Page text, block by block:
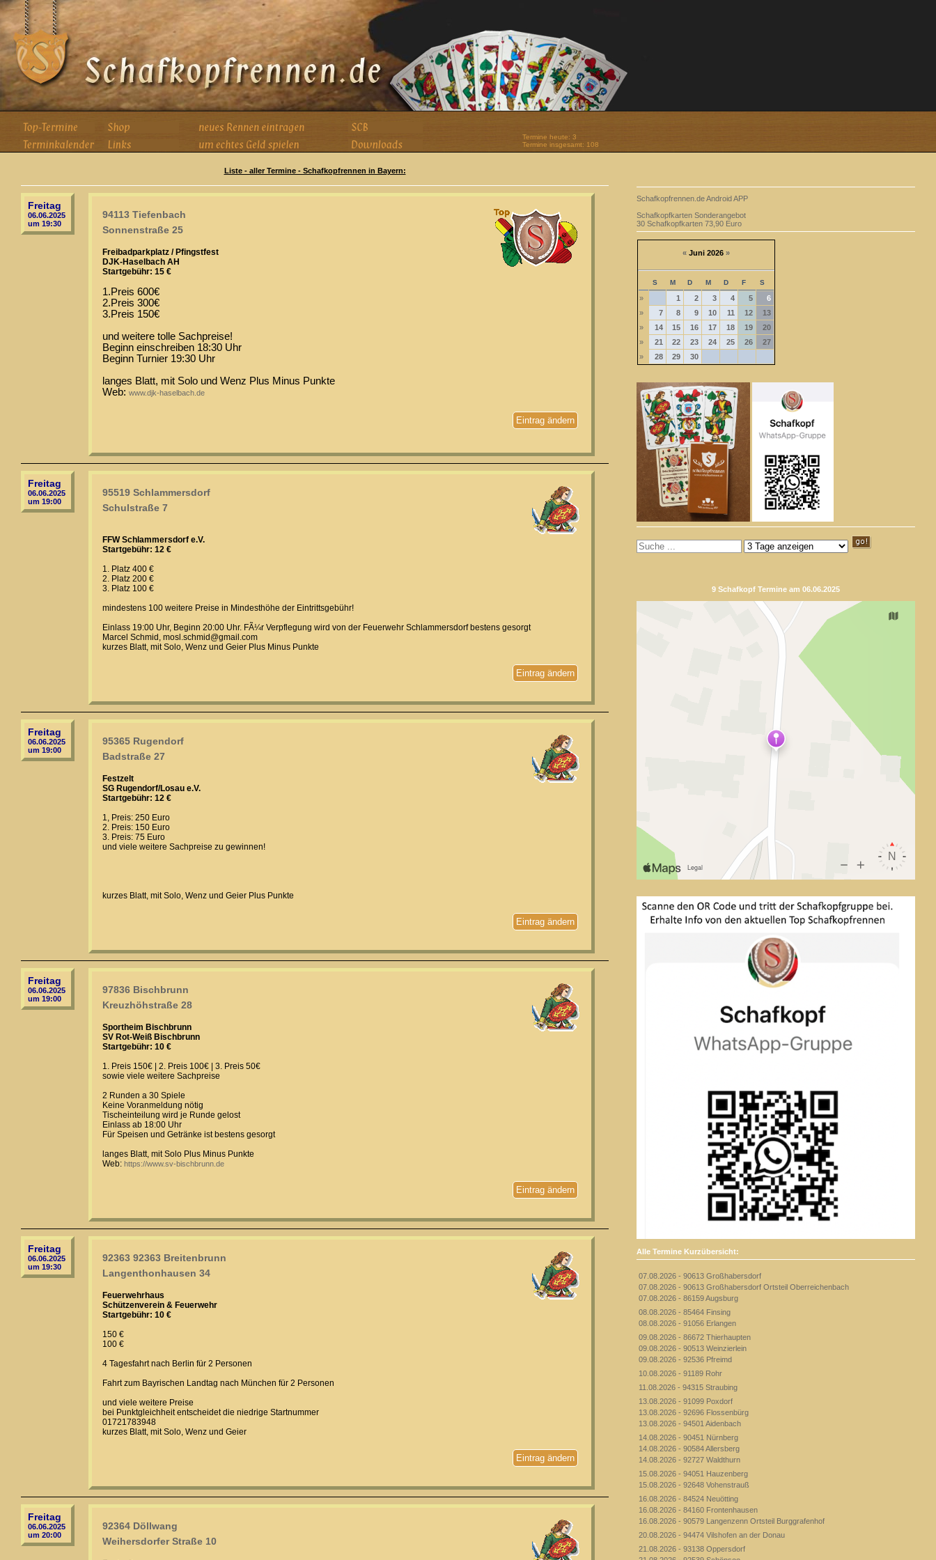
Termine heute: 3
Termine insgesamt: 108
Liste - aller Termine - Schafkopfrennen in Bayern:
Freitag
06.06.2025
um 19:30
94113 Tiefenbach
Sonnenstraße 25
Freibadparkplatz / Pfingstfest
DJK-Haselbach AH
Startgebühr: 15 €
1.Preis 600€
2.Preis 300€
3.Preis 150€
und weitere tolle Sachpreise!
Beginn einschreiben 18:30 Uhr
Beginn Turnier 19:30 Uhr
langes Blatt, mit Solo und Wenz Plus Minus Punkte
Web: www.djk-haselbach.de
Eintrag ändern
Freitag
06.06.2025
um 19:00
95519 Schlammersdorf
Schulstraße 7
FFW Schlammersdorf e.V.
Startgebühr: 12 €
1. Platz 400 €
2. Platz 200 €
3. Platz 100 €
mindestens 100 weitere Preise in Mindesthöhe der Eintrittsgebühr!
Einlass 19:00 Uhr, Beginn 20:00 Uhr. FÃ¼r Verpflegung wird von der Feuerwehr Schlammersdorf bestens gesorgt
Marcel Schmid, mosl.schmid@gmail.com
kurzes Blatt, mit Solo, Wenz und Geier Plus Minus Punkte
Eintrag ändern
Freitag
06.06.2025
um 19:00
95365 Rugendorf
Badstraße 27
Festzelt
SG Rugendorf/Losau e.V.
Startgebühr: 12 €
1, Preis: 250 Euro
2. Preis: 150 Euro
3. Preis: 75 Euro
und viele weitere Sachpreise zu gewinnen!
kurzes Blatt, mit Solo, Wenz und Geier Plus Punkte
Eintrag ändern
Freitag
06.06.2025
um 19:00
97836 Bischbrunn
Kreuzhöhstraße 28
Sportheim Bischbrunn
SV Rot-Weiß Bischbrunn
Startgebühr: 10 €
1. Preis 150€ | 2. Preis 100€ | 3. Preis 50€
sowie viele weitere Sachpreise
2 Runden a 30 Spiele
Keine Voranmeldung nötig
Tischeinteilung wird je Runde gelost
Einlass ab 18:00 Uhr
Für Speisen und Getränke ist bestens gesorgt
langes Blatt, mit Solo Plus Minus Punkte
Web: https://www.sv-bischbrunn.de
Eintrag ändern
Freitag
06.06.2025
um 19:30
92363 92363 Breitenbrunn
Langenthonhausen 34
Feuerwehrhaus
Schützenverein & Feuerwehr
Startgebühr: 10 €
150 €
100 €
4 Tagesfahrt nach Berlin für 2 Personen
Fahrt zum Bayrischen Landtag nach München für 2 Personen
und viele weitere Preise
bei Punktgleichheit entscheidet die niedrige Startnummer
01721783948
kurzes Blatt, mit Solo, Wenz und Geier
Eintrag ändern
Freitag
06.06.2025
um 20:00
92364 Döllwang
Weihersdorfer Straße 10
Schafkopfrennen.de Android APP
Schafkopfkarten Sonderangebot
30 Schafkopfkarten 73,90 Euro
« Juni 2026 »
S M D M D F S
» 1 2 3 4 5
6
»
7 8 9 10 11 12
13
»
14 15 16 17 18 19
20
»
21 22 23 24 25 26
27
»
28 29 30
9 Schafkopf Termine am 06.06.2025
Alle Termine Kurzübersicht:
07.08.2026 - 90613 Großhabersdorf
07.08.2026 - 90613 Großhabersdorf Ortsteil Oberreichenbach
07.08.2026 - 86159 Augsburg
08.08.2026 - 85464 Finsing
08.08.2026 - 91056 Erlangen
09.08.2026 - 86672 Thierhaupten
09.08.2026 - 90513 Weinzierlein
09.08.2026 - 92536 Pfreimd
10.08.2026 - 91189 Rohr
11.08.2026 - 94315 Straubing
13.08.2026 - 91099 Poxdorf
13.08.2026 - 92696 Flossenbürg
13.08.2026 - 94501 Aidenbach
14.08.2026 - 90451 Nürnberg
14.08.2026 - 90584 Allersberg
14.08.2026 - 92727 Waldthurn
15.08.2026 - 94051 Hauzenberg
15.08.2026 - 92648 Vohenstrauß
16.08.2026 - 84524 Neuötting
16.08.2026 - 84160 Frontenhausen
16.08.2026 - 90579 Langenzenn Ortsteil Burggrafenhof
20.08.2026 - 94474 Vilshofen an der Donau
21.08.2026 - 93138 Oppersdorf